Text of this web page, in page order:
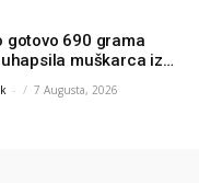
gotovo 690 grama
muškarca iz
- 7 Augusta, 2026